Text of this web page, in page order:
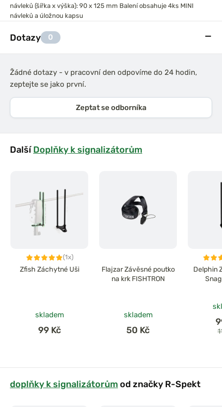
návleků (šířka x výška): 90 x 125 mm Balení obsahuje 4ks MINI
návleků a úložnou kapsu
Dotazy 0
Žádné dotazy - v pracovní den odpovíme do 24 hodin,
zeptejte se jako první.
Zeptat se odborníka
DalšíDoplňky k signalizátorům
(1x)
Zfish Záchytné Uši
skladem
99 Kč
Flajzar Závěsné poutko
na krk FISHTRON
skladem
50 Kč
Delphin
doplňky k signalizátorůmod značky R-Spekt